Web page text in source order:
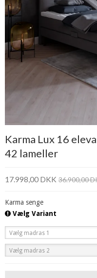
Karma Lux 16
42 lameller
17.998,00 DKK 36.900,00
Karma senge
Vælg Variant
Vælg madras 1
Vælg madras 2